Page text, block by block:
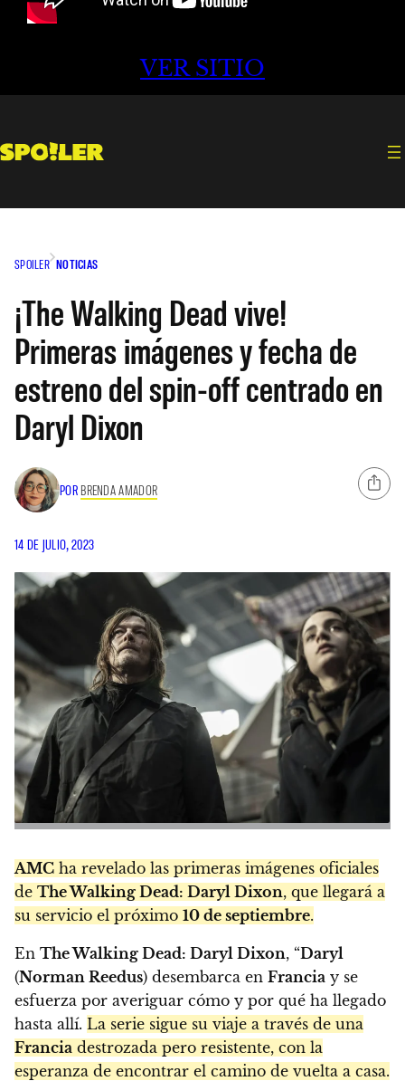
VER SITIO
SPOILER NOTICIAS
¡The Walking Dead vive!
Primeras imágenes y fecha de
estreno del spin-off centrado en
Daryl Dixon
POR BRENDA AMADOR
14 DE JULIO, 2023
AMC ha revelado las primeras imágenes oficiales
de The Walking Dead: Daryl Dixon, que llegará a
su servicio el próximo 10 de septiembre.
En The Walking Dead: Daryl Dixon, “Daryl
(Norman Reedus) desembarca en Francia y se
esfuerza por averiguar cómo y por qué ha llegado
hasta allí. La serie sigue su viaje a través de una
Francia destrozada pero resistente, con la
esperanza de encontrar el camino de vuelta a casa.